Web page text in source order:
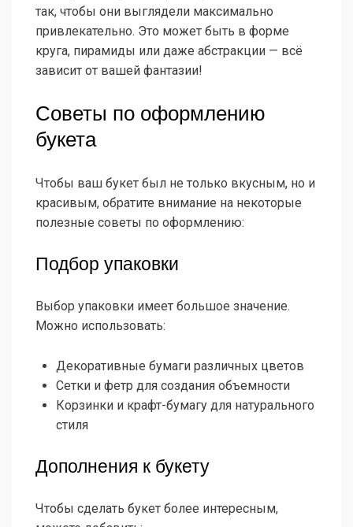
так, чтобы они выглядели максимально
привлекательно. Это может быть в форме
круга, пирамиды или даже абстракции — всё
зависит от вашей фантазии!
Советы по оформлению
букета
Чтобы ваш букет был не только вкусным, но и
красивым, обратите внимание на некоторые
полезные советы по оформлению:
Подбор упаковки
Выбор упаковки имеет большое значение.
Можно использовать:
Декоративные бумаги различных цветов
Сетки и фетр для создания объемности
Корзинки и крафт-бумагу для натурального
стиля
Дополнения к букету
Чтобы сделать букет более интересным,